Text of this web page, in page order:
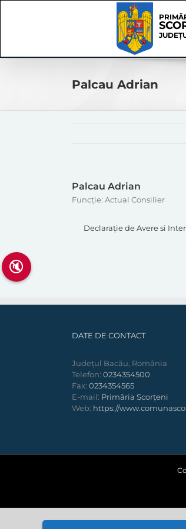
Palcau Adrian
Palcau Adrian
Funcție: Actual Consilier
Declarație de Avere si
DATE DE CONTACT
Județul Bacău, România
Telefon: 0234354500
Fax: 0234354565
E-mail: Primăria Scorțeni
Web: https://
🔇